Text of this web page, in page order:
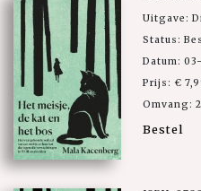
Uitgave:
Status:
Datum:
Prijs: €
Omvang:
Bestel